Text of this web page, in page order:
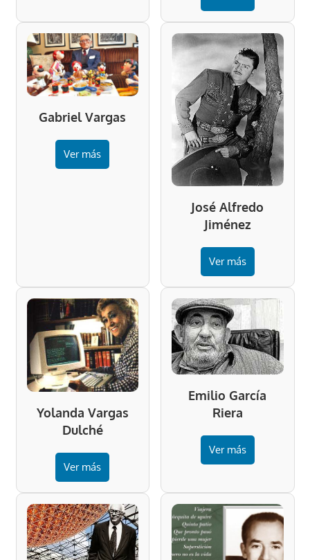
Gabriel Vargas
Ver más
José Alfredo
Jiménez
Ver más
Yolanda Vargas
Dulché
Ver más
Emilio García
Riera
Ver más